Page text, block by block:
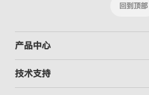
回到顶部
产品中心
技术支持